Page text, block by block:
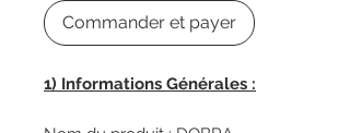
Commander et payer
1) Informations Générales :